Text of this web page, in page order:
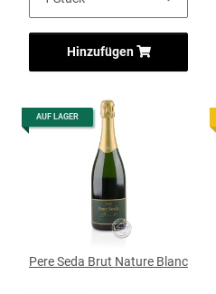
Hinzufügen
AUF LAGER
Pere Seda Brut Nature Blanc